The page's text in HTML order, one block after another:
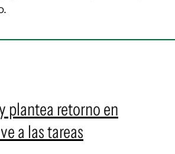
plantea retorno en
a las tareas